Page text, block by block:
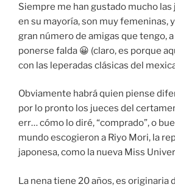
Siempre me han gustado mucho las
en su mayoría, son muy femeninas,
gran número de amigas que tengo,
ponerse falda 😀 (claro, es porque
con las leperadas clásicas del
Obviamente habrá quien piense
por lo pronto los jueces del
err… cómo lo diré, “comprado”, o
mundo escogieron a Riyo Mori, la
japonesa, como la nueva Miss
La nena tiene 20 años, es originaria